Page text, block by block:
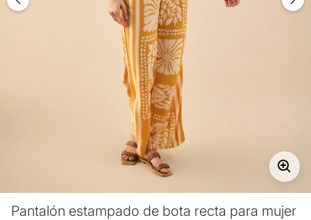
Pantalón estampado de bota recta para mujer